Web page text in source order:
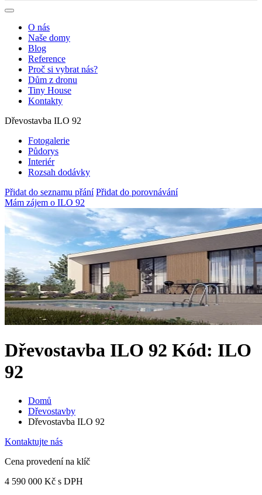
O nás
Naše domy
Blog
Reference
Proč si vybrat nás?
Dům z dronu
Tiny House
Kontakty
Dřevostavba ILO 92
Fotogalerie
Půdorys
Interiér
Rozsah dodávky
Přidat do seznamu přání Přidat do porovnávání
Mám zájem o ILO 92
Dřevostavba ILO 92 Kód: ILO
92
Domů
Dřevostavby
Dřevostavba ILO 92
Kontaktujte nás
Cena provedení na klíč
4 590 000 Kč s DPH